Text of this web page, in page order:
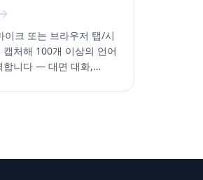
크 또는 브라우저 탭/시
캡처해 100개 이상의 언어
합니다 — 대면 대화,